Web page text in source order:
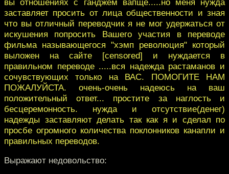
вы отношениях с ганджем вапще.....но меня нужда
заставляет просить от лица общественности и зная
что вы отличный переводчик я не мог удержаться от
искушения попросить Вашего участия в переводе
фильма называющегося "хэмп революция" который
выложен на сайте [censored] и нуждается в
правильном переводе .....вся надежда растаманов и
сочувствующих только на ВАС. ПОМОГИТЕ НАМ
ПОЖАЛУЙСТА. очень-очень надеюсь на ваш
положительный ответ... простите за наглость и
бесцеремонность. нужда и отсутствие(денег)
надежды заставляют делать так как я и сделал по
просбе огромного количества поклонников канапли и
правильных переводов.
Выражают недовольство: